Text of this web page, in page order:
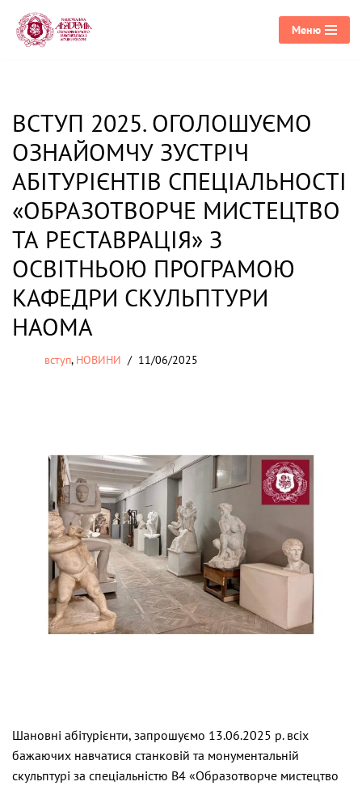
Перейти
Меню
ВСТУП 2025. ОГОЛОШУЄМО
ОЗНАЙОМЧУ ЗУСТРІЧ
АБІТУРІЄНТІВ СПЕЦІАЛЬНОСТІ
«ОБРАЗОТВОРЧЕ МИСТЕЦТВО
ТА РЕСТАВРАЦІЯ» З
ОСВІТНЬОЮ ПРОГРАМОЮ
КАФЕДРИ СКУЛЬПТУРИ
НАОМА
вступ, НОВИНИ 11/06/2025
Шановні абітурієнти, запрошуємо 13.06.2025 р. всіх
бажаючих навчатися станковій та монументальній
скульптурі за спеціальністю B4 «Образотворче мистецтво